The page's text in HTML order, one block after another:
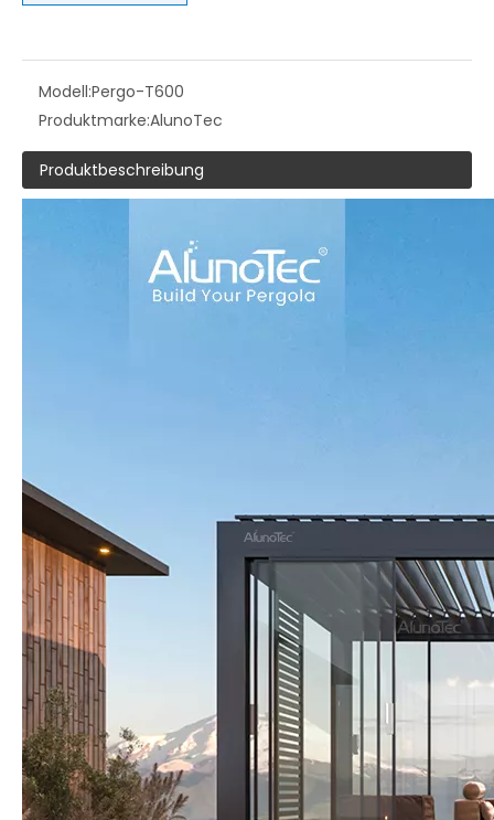
Modell:Pergo-T600
Produktmarke:AlunoTec
Produktbeschreibung